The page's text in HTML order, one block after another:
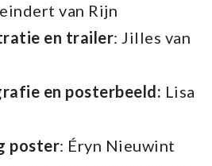
van Rijn
en trailer: Jilles van
en posterbeeld: Lisa
poster: Éryn Nieuwint